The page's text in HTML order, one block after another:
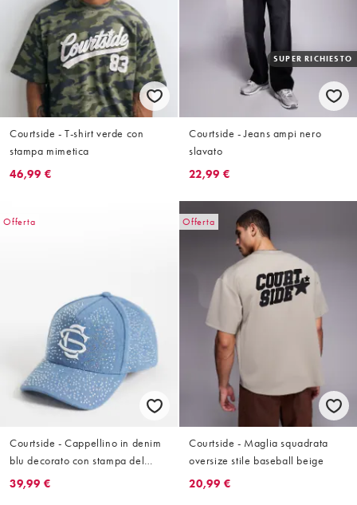
Courtside - T-shirt verde con
stampa mimetica
46,99 €
SUPER RICHIESTO
Courtside - Jeans ampi nero
slavato
22,99 €
Offerta
Courtside - Cappellino in denim
blu decorato con stampa del
logo
39,99 €
Offerta
Courtside - Maglia squadrata
oversize stile baseball beige
20,99 €